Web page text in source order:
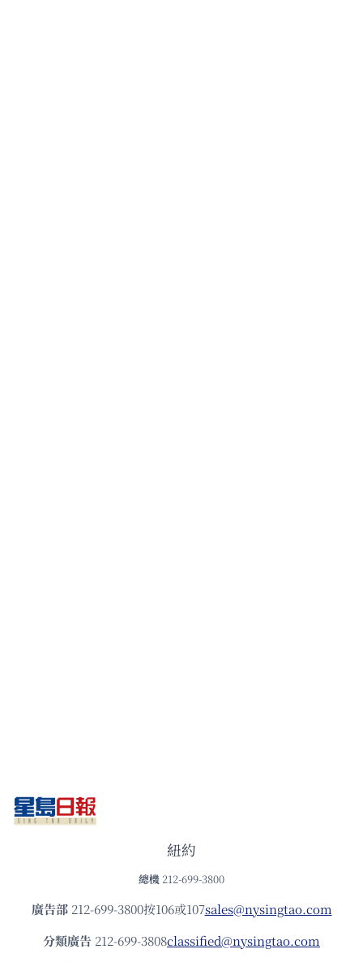
紐約
總機 212-699-3800
廣告部212-699-3800按106或107sales@nysingtao.com
分類廣告 212-699-3808classified@nysingtao.com